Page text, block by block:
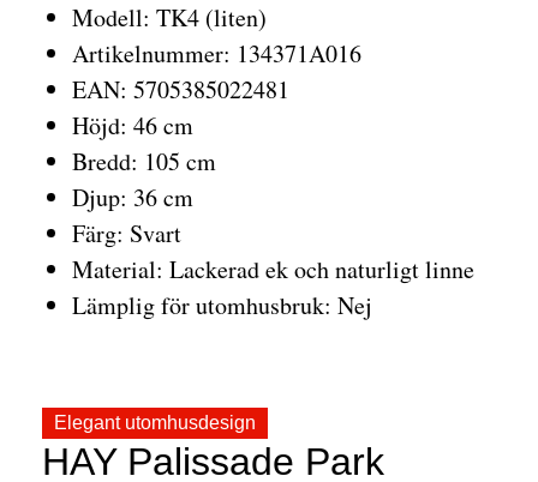
Modell: TK4 (liten)
Artikelnummer: 134371A016
EAN: 5705385022481
Höjd: 46 cm
Bredd: 105 cm
Djup: 36 cm
Färg: Svart
Material: Lackerad ek och naturligt linne
Lämplig för utomhusbruk: Nej
Elegant utomhusdesign
HAY Palissade Park